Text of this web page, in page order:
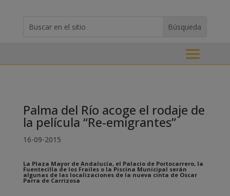
for...
Palma del Río acoge el rodaje de
la película “Re-emigrantes”
16-09-2015
La Plaza Mayor de Andalucía, el Palacio de Portocarrero, la
Fuentecilla de los Frailes o la Piscina Municipal serán
algunas de las localizaciones de la nueva cinta de Oscar
Parra de Carrizosa